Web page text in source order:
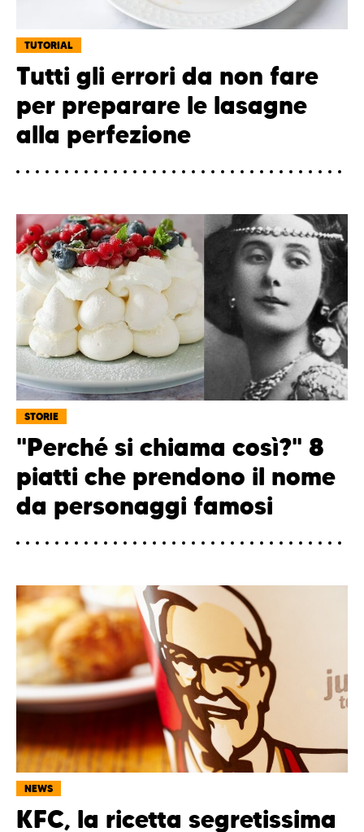
TUTORIAL
Tutti gli errori da non fare
per preparare le lasagne
alla perfezione
STORIE
"Perché si chiama così?" 8
piatti che prendono il nome
da personaggi famosi
NEWS
KFC, la ricetta segretissima